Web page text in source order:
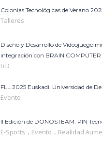
Colonias Tecnológicas de Verano
Talleres
Diseño y Desarrollo de Videojuego
integración con BRAIN COMPUTER
I+D
FLL 2025 Euskadi. Universidad de
Evento
II Edición de DONOSTEAM. PIN
E-Sports , Evento , Realidad